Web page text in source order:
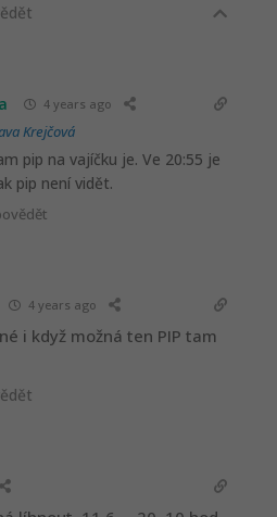
4 years ago
Krejčová
pip na vajíčku je. Ve 20:55 je
pip není vidět.
4 years ago
i když možná ten PIP tam